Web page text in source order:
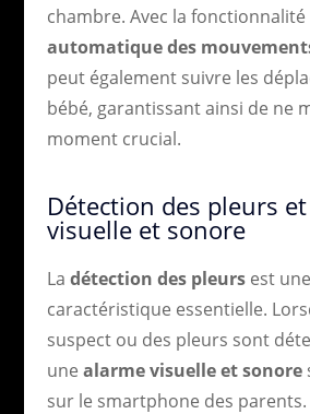
chambre. Avec la fonctionnalité
automatique des
peut également suivre les
bébé, garantissant ainsi de ne
moment crucial.
Détection des pleurs
visuelle et sonore
La détection des pleursest
caractéristique essentielle.
suspect ou des pleurs sont
une alarme visuelle et sonore
sur le smartphone des